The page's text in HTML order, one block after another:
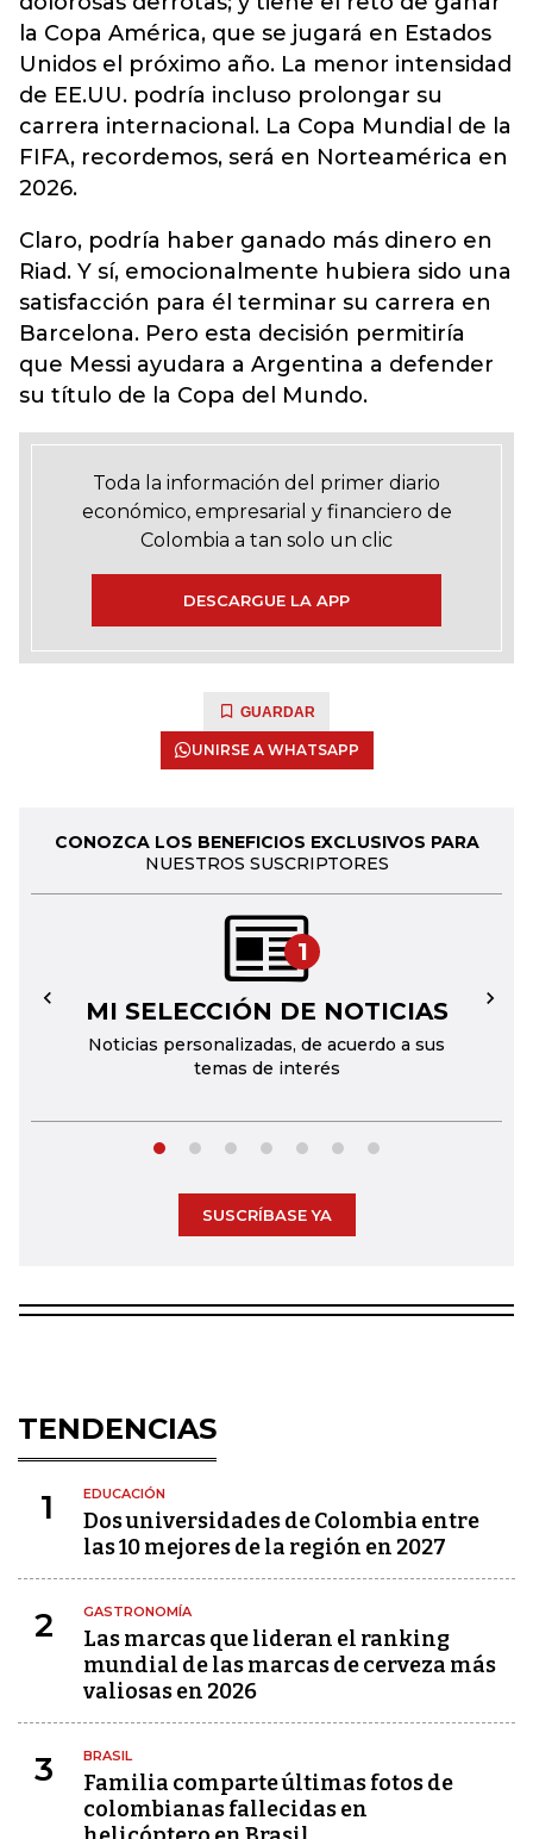
la Copa América, que se jugará en Estados
Unidos el próximo año. La menor intensidad
de EE.UU. podría incluso prolongar su
carrera internacional. La Copa Mundial de la
FIFA, recordemos, será en Norteamérica en
2026.
Claro, podría haber ganado más dinero en
Riad. Y sí, emocionalmente hubiera sido una
satisfacción para él terminar su carrera en
Barcelona. Pero esta decisión permitiría
que Messi ayudara a Argentina a defender
su título de la Copa del Mundo.
Toda la información del primer diario
económico, empresarial y financiero de
Colombia a tan solo un clic
DESCARGUE LA APP
GUARDAR
UNIRSE A WHATSAPP
CONOZCA LOS BENEFICIOS EXCLUSIVOS PARA
NUESTROS SUSCRIPTORES
1
MI SELECCIÓN DE NOTICIAS
Noticias personalizadas, de acuerdo a sus
temas de interés
← →
SUSCRÍBASE YA
TENDENCIAS
1 EDUCACIÓN
Dos universidades de Colombia entre
las 10 mejores de la región en 2027
2 GASTRONOMÍA
Las marcas que lideran el ranking
mundial de las marcas de cerveza más
valiosas en 2026
3 BRASIL
Familia comparte últimas fotos de
colombianas fallecidas en